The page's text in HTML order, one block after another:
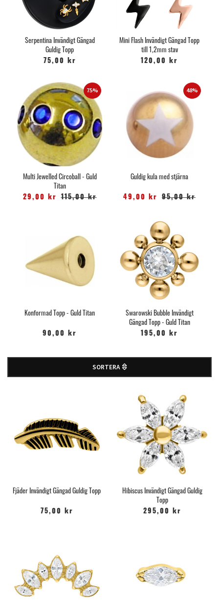
Serpentina Invändigt Gängad
Guldig Topp
75,00 kr
Mini Flash Invändigt Gängad Topp
till 1,2mm stav
120,00 kr
75%
Multi Jewelled Circoball - Guld
Titan
29,00 kr
115,00 kr
48%
Guldig kula med stjärna
49,00 kr 95,00 kr
Konformad Topp - Guld Titan
90,00 kr
Swarowski Bubble Invändigt
Gängad Topp - Guld Titan
195,00 kr
SORTERA
Fjäder Invändigt Gängad Guldig Topp
75,00 kr
Hibiscus Invändigt Gängad Guldig
Topp
295,00 kr